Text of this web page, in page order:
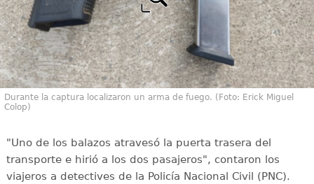
Durante la captura localizaron un arma de fuego. (Foto: Erick Miguel
Colop)
"Uno de los balazos atravesó la puerta trasera del
transporte e hirió a los dos pasajeros", contaron los
viajeros a detectives de la Policía Nacional Civil (PNC).